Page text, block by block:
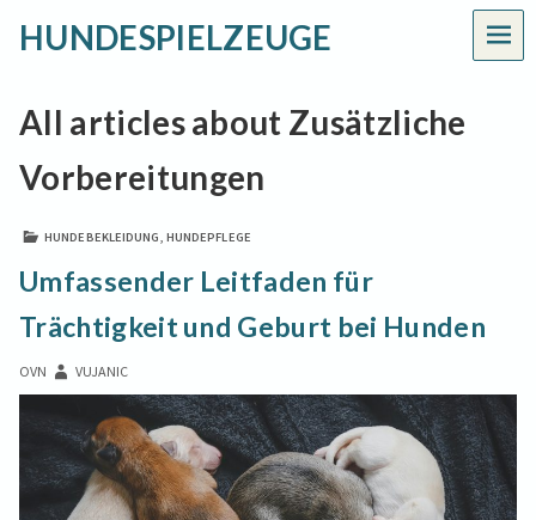
HUNDESPIELZEUGE
All articles about Zusätzliche
Vorbereitungen
HUNDEBEKLEIDUNG, HUNDEPFLEGE
Umfassender Leitfaden für
Trächtigkeit und Geburt bei Hunden
OVN VUJANIC